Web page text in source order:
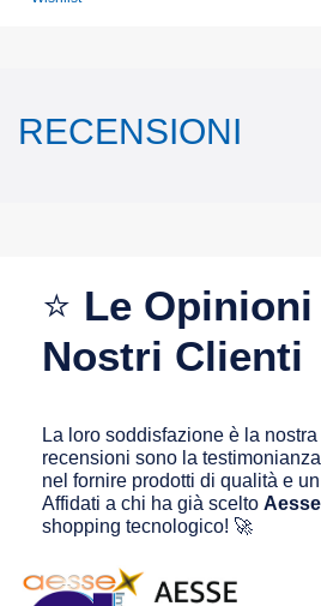
RECENSIONI
⭐ Le Opinioni
Nostri Clienti
La loro soddisfazione è la
recensioni sono la
nel fornire prodotti di qualità e
Affidati a chi ha già scelto
shopping tecnologico! 🚀